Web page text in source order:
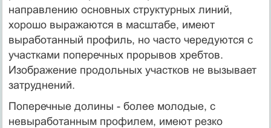
направлению основных структурных линий,
хорошо выражаются в масштабе, имеют
выработанный профиль, но часто чередуются с
участками поперечных прорывов хребтов.
Изображение продольных участков не вызывает
затруднений.
Поперечные долины - более молодые, с
невыработанным профилем, имеют резко